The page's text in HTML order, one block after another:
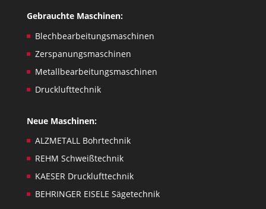
Gebrauchte Maschinen:
Blechbearbeitungsmaschinen
Zerspanungsmaschinen
Metallbearbeitungsmaschinen
Drucklufttechnik
Neue Maschinen:
ALZMETALL Bohrtechnik
REHM Schweißtechnik
KAESER Drucklufttechnik
BEHRINGER EISELE Sägetechnik